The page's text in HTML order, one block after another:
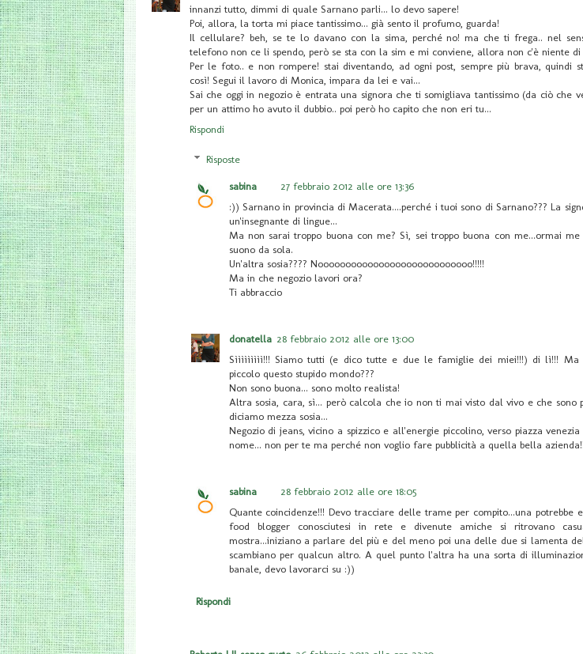
innanzi tutto, dimmi di quale Sarnano parli... lo devo sapere!
Poi, allora, la torta mi piace tantissimo... già sento il profumo, guarda!
Il cellulare? beh, se te lo davano con la sima, perché no! ma che ti frega.. nel
telefono non ce li spendo, però se sta con la sim e mi conviene, allora non c'è niente di
Per le foto.. e non rompere! stai diventando, ad ogni post, sempre più brava, quindi
così! Segui il lavoro di Monica, impara da lei e vai...
Sai che oggi in negozio è entrata una signora che ti somigliava tantissimo (da ciò che
per un attimo ho avuto il dubbio.. poi però ho capito che non eri tu...
Rispondi
Risposte
sabina
27 febbraio 2012 alle ore 13:36
:)) Sarnano in provincia di Macerata....perché i tuoi sono di Sarnano??? La
un'insegnante di lingue...
Ma non sarai troppo buona con me? Sì, sei troppo buona con me...ormai
suono da sola.
Un'altra sosia???? Noooooooooooooooooooooooooooo!!!!!
Ma in che negozio lavori ora?
Ti abbraccio
donatella 28 febbraio 2012 alle ore 13:00
Sììììììììì!!! Siamo tutti (e dico tutte e due le famiglie dei miei!!!) di lì!!! Ma
piccolo questo stupido mondo???
Non sono buona... sono molto realista!
Altra sosia, cara, sì... però calcola che io non ti mai visto dal vivo e che sono
diciamo mezza sosia...
Negozio di jeans, vicino a spizzico e all'energie piccolino, verso piazza
nome... non per te ma perché non voglio fare pubblicità a quella bella
sabina
28 febbraio 2012 alle ore 18:05
Quante coincidenze!!! Devo tracciare delle trame per compito...una potrebbe
food blogger conosciutesi in rete e divenute amiche si ritrovano
mostra...iniziano a parlare del più e del meno poi una delle due si lamenta
scambiano per qualcun altro. A quel punto l'altra ha una sorta di
banale, devo lavorarci su :))
Rispondi